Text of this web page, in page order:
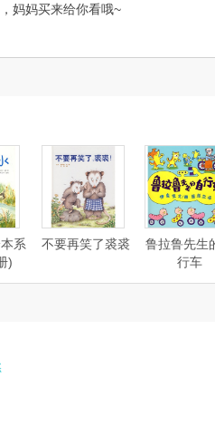
妈妈买来给你看哦~
系
)
不要再笑了裘裘
鲁拉鲁先生
行车